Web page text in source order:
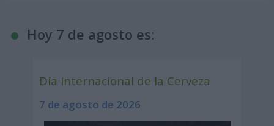
Hoy 7 de agosto es:
Día Internacional de la Cerveza
7 de agosto de 2026